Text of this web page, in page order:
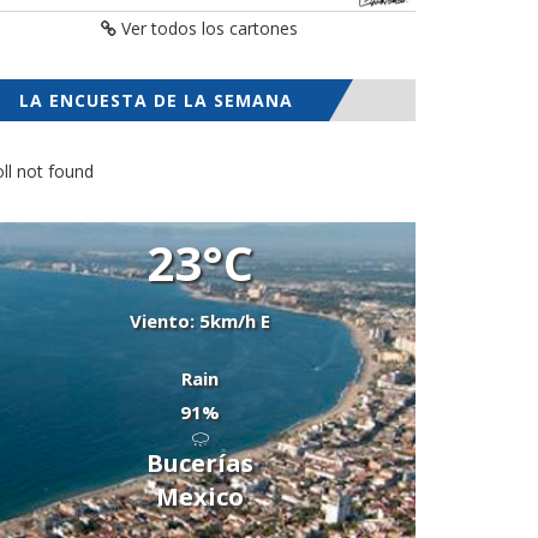
Ver todos los cartones
LA ENCUESTA DE LA SEMANA
not found
23°C
Viento: 5km/h E
Rain
91%
Bucerías
Mexico